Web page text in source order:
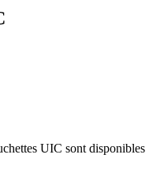
UIC sont disponibles